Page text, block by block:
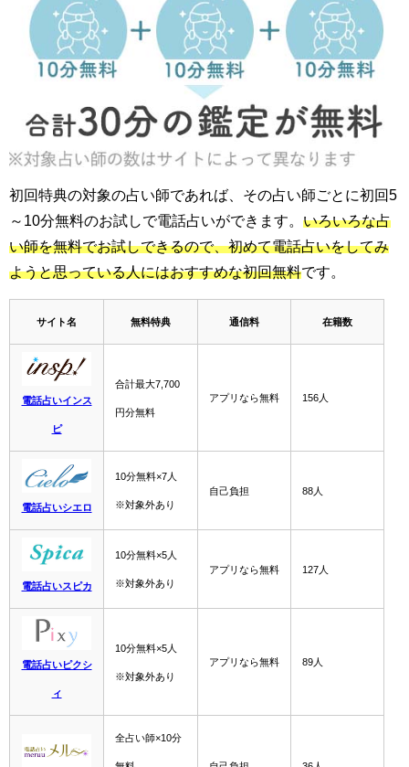
初回特典の対象の占い師であれば、その占い師ごとに初回5
～10分無料のお試しで電話占いができます。 いろいろな占
い師を無料でお試しできるので、初めて電話占いをしてみ
ようと思っている人にはおすすめな初回無料です。
サイト名 無料特典 通信料 在籍数
電話占いインス
ピ
合計最大7,700
円分無料
アプリなら無料 156人
電話占いシエロ
10分無料×7人
※対象外あり
自己負担 88人
電話占いスピカ
10分無料×5人
※対象外あり
アプリなら無料 127人
電話占いピクシ
ィ
10分無料×5人
※対象外あり
アプリなら無料 89人
全占い師×10分